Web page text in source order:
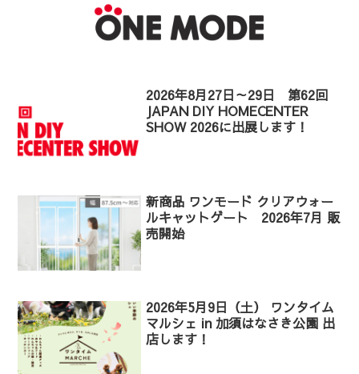
2026年8月27日～29日 第62回
JAPAN DIY HOMECENTER
SHOW 2026に出展します！
新商品 ワンモード クリアウォー
ルキャットゲート 2026年7月 販
売開始
2026年5月9日（土） ワンタイム
マルシェ in 加須はなさき公園 出
店します！